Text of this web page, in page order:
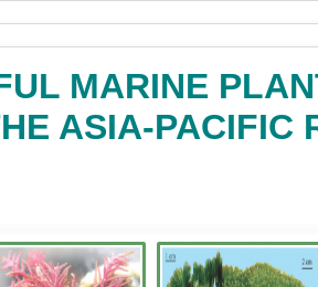
MARINE
ASIA-PACIFIC